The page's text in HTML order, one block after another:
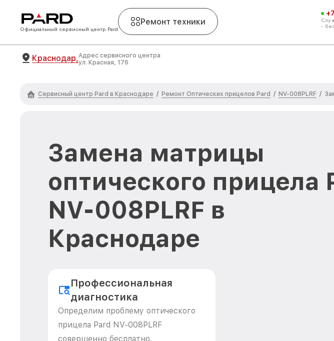
Официальный сервисный центр Pard
Ремонт техники
-
Краснодар,Адрес сервисного центра
ул. Красная, 176
Сервисный центр Pard в Краснодаре / Ремонт Оптических прицелов Pard / NV-008PLRF /
Замена матрицы
оптического прицела
NV-008PLRF в
Краснодаре
Профессиональная
диагностика
Определим проблему оптического
прицела Pard NV-008PLRF
совершенно бесплатно.